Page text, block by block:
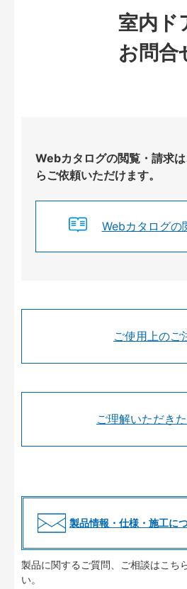
室内ド
お問合
Webカタログの閲覧・請求
らご依頼いただけます。
Webカタログの
ご使用上のご
ご理解いただき
製品情報・仕様・施工に
製品に関するご質問、ご相談はこち
い。